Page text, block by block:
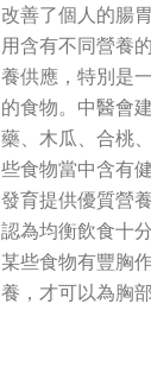
改善了個人的腸
用含有不同營養的
養供應，特別是
的食物。中醫會
藥、木瓜、合桃
些食物當中含有
發育提供優質營
認為均衡飲食十
某些食物有豐胸
養，才可以為胸